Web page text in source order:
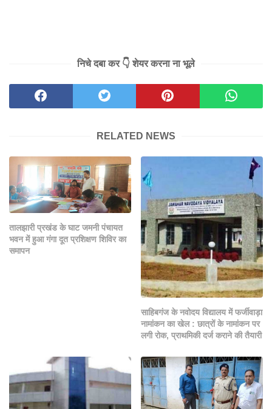
निचे दबा कर 👇 शेयर करना ना भूले
RELATED NEWS
तालझारी प्रखंड के घाट जमनी पंचायत
भवन में हुआ गंगा दूत प्रशिक्षण शिविर का
समापन
साहिबगंज के नवोदय विद्यालय में फर्जीवाड़ा
नामांकन का खेल : छात्रों के नामांकन पर
लगी रोक, प्राथमिकी दर्ज कराने की तैयारी